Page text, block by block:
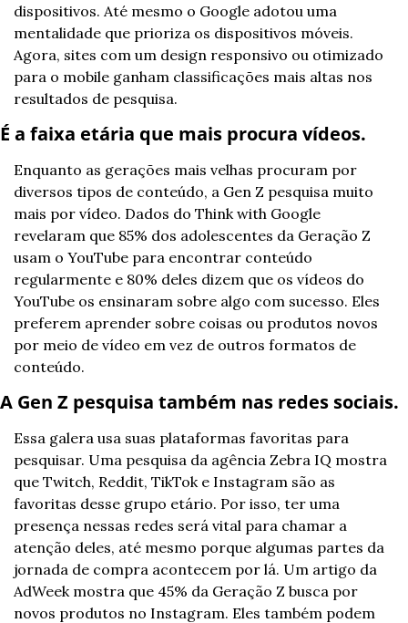
dispositivos. Até mesmo o Google adotou uma
mentalidade que prioriza os dispositivos móveis.
Agora, sites com um design responsivo ou otimizado
para o mobile ganham classificações mais altas nos
resultados de pesquisa.
É a faixa etária que mais procura vídeos.
Enquanto as gerações mais velhas procuram por
diversos tipos de conteúdo, a Gen Z pesquisa muito
mais por vídeo. Dados do Think with Google
revelaram que 85% dos adolescentes da Geração Z
usam o YouTube para encontrar conteúdo
regularmente e 80% deles dizem que os vídeos do
YouTube os ensinaram sobre algo com sucesso. Eles
preferem aprender sobre coisas ou produtos novos
por meio de vídeo em vez de outros formatos de
conteúdo.
A Gen Z pesquisa também nas redes sociais.
Essa galera usa suas plataformas favoritas para
pesquisar. Uma pesquisa da agência Zebra IQ mostra
que Twitch, Reddit, TikTok e Instagram são as
favoritas desse grupo etário. Por isso, ter uma
presença nessas redes será vital para chamar a
atenção deles, até mesmo porque algumas partes da
jornada de compra acontecem por lá. Um artigo da
AdWeek mostra que 45% da Geração Z busca por
novos produtos no Instagram. Eles também podem